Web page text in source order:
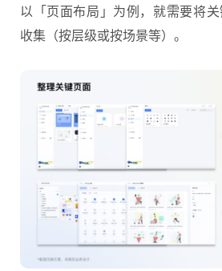
以「页面布局」为例，就需要将
收集（按层级或按场景等）。